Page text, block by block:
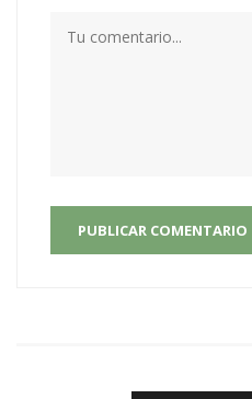
PUBLICAR COMENTARIO